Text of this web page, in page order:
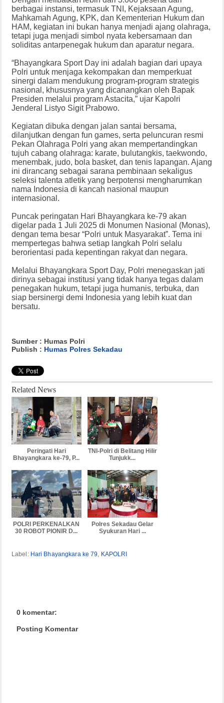
berbagai instansi, termasuk TNI, Kejaksaan Agung,
Mahkamah Agung, KPK, dan Kementerian Hukum dan
HAM, kegiatan ini bukan hanya menjadi ajang olahraga,
tetapi juga menjadi simbol nyata kebersamaan dan
soliditas antarpenegak hukum dan aparatur negara.
“Bhayangkara Sport Day ini adalah bagian dari upaya
Polri untuk menjaga kekompakan dan memperkuat
sinergi dalam mendukung program-program strategis
nasional, khususnya yang dicanangkan oleh Bapak
Presiden melalui program Astacita,” ujar Kapolri
Jenderal Listyo Sigit Prabowo.
Kegiatan dibuka dengan jalan santai bersama,
dilanjutkan dengan fun games, serta peluncuran resmi
Pekan Olahraga Polri yang akan mempertandingkan
tujuh cabang olahraga: karate, bulutangkis, taekwondo,
menembak, judo, bola basket, dan tenis lapangan. Ajang
ini dirancang sebagai sarana pembinaan sekaligus
seleksi talenta atletik yang berpotensi mengharumkan
nama Indonesia di kancah nasional maupun
internasional.
Puncak peringatan Hari Bhayangkara ke-79 akan
digelar pada 1 Juli 2025 di Monumen Nasional (Monas),
dengan tema besar “Polri untuk Masyarakat”. Tema ini
mempertegas bahwa setiap langkah Polri selalu
berorientasi pada kepentingan rakyat dan negara.
Melalui Bhayangkara Sport Day, Polri menegaskan jati
dirinya sebagai institusi yang tidak hanya tegas dalam
penegakan hukum, tetapi juga humanis, terbuka, dan
siap bersinergi demi Indonesia yang lebih kuat dan
bersatu.
Sumber : Humas Polri
Publish : Humas Polres Sekadau
Related News
Peringati Hari
Bhayangkara ke-79, P...
TNI-Polri di Belitang Hilir
Tunjukk...
POLRI PERKENALKAN
30 ROBOT PIONIR D...
Polres Sekadau Gelar
Syukuran Hari ...
Label: Hari Bhayangkara ke 79 KAPOLRI
0 komentar:
Posting Komentar